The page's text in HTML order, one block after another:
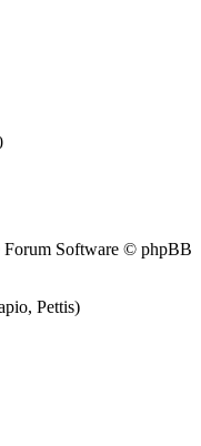
Software © phpBB
Pettis)